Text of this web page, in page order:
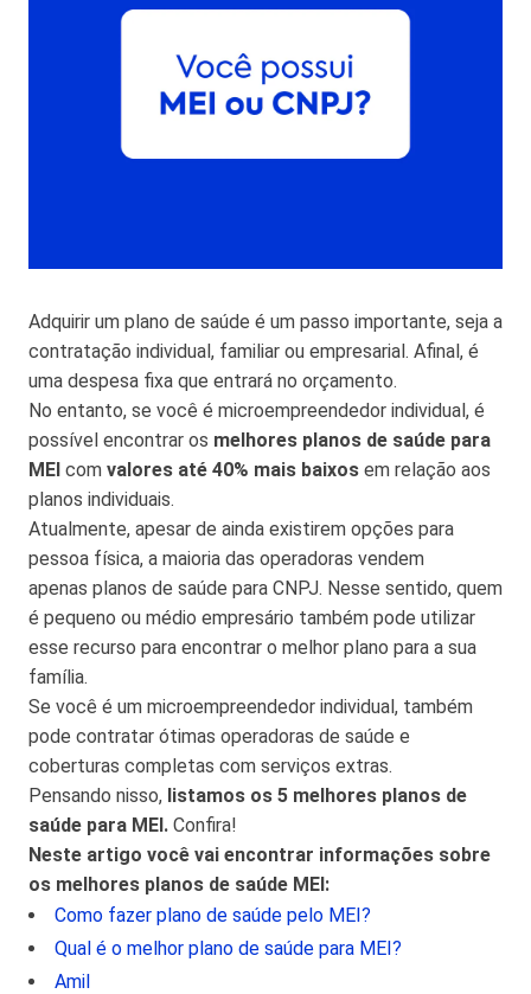
Adquirir um plano de saúde é um passo importante, seja a
contratação individual, familiar ou empresarial. Afinal, é
uma despesa fixa que entrará no orçamento.
No entanto, se você é microempreendedor individual, é
possível encontrar os melhores planos de saúde para
MEI com valores até 40% mais baixos em relação aos
planos individuais.
Atualmente, apesar de ainda existirem opções para
pessoa física, a maioria das operadoras vendem
apenas planos de saúde para CNPJ. Nesse sentido, quem
é pequeno ou médio empresário também pode utilizar
esse recurso para encontrar o melhor plano para a sua
família.
Se você é um microempreendedor individual, também
pode contratar ótimas operadoras de saúde e
coberturas completas com serviços extras.
Pensando nisso, listamos os 5 melhores planos de
saúde para MEI. Confira!
Neste artigo você vai encontrar informações sobre
os melhores planos de saúde MEI:
Como fazer plano de saúde pelo MEI?
Qual é o melhor plano de saúde para MEI?
Amil